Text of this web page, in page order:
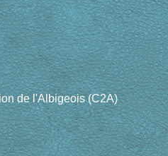
de l'Albigeois (C2A)